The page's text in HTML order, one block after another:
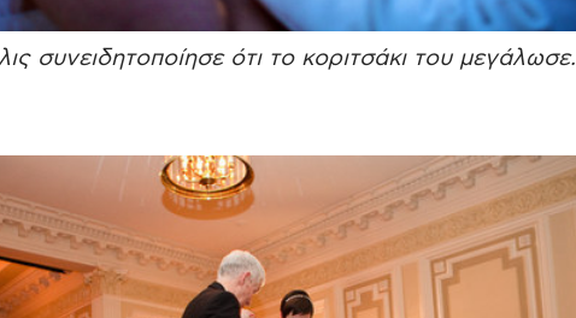
συνειδητοποίησε ότι το κοριτσάκι του μεγάλωσε.